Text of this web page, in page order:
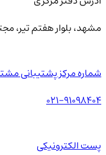
مشهد، بلوار هفتم تیر،
شماره مرکز پشتیبانی
021-91098404
پست الکترونیکی